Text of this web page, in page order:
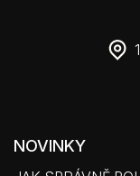
NOVINKY